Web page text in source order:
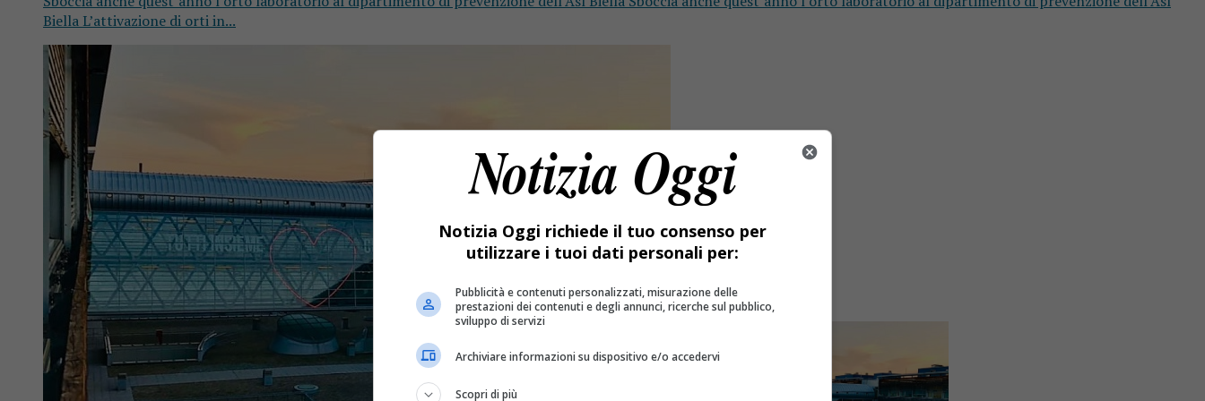
Biella L’attivazione di orti in...
Notizia Oggi richiede il tuo consenso per
utilizzare i tuoi dati personali per:
Pubblicità e contenuti personalizzati, misurazione delle
prestazioni dei contenuti e degli annunci, ricerche sul pubblico,
sviluppo di servizi
Archiviare informazioni su dispositivo e/o accedervi
Scopri di più